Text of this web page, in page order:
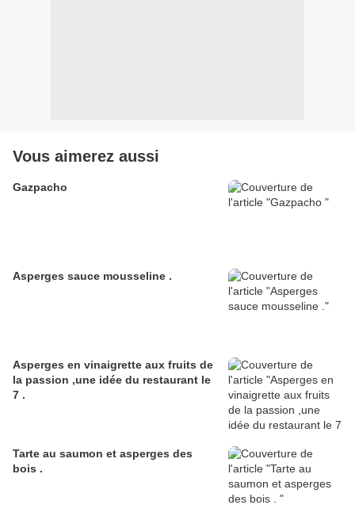
Vous aimerez aussi
Gazpacho
Asperges sauce mousseline .
Asperges en vinaigrette aux fruits de
la passion ,une idée du restaurant le
7 .
Tarte au saumon et asperges des
bois .